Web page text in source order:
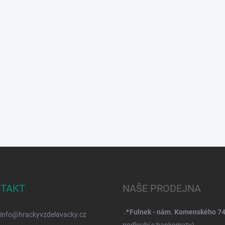
info@hrackyvzdelavacky.cz
NAŠE PRODEJNA
📍Fulnek - nám. Komenského 74